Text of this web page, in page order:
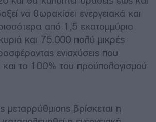
να θωρακίσει ενεργειακά και
από 1,5 εκατομμύριο
και 75.000 πολύ μικρές
ενισχύσεις που
το 100% του προϋπολογισμού
μεταρρύθμισης βρίσκεται η